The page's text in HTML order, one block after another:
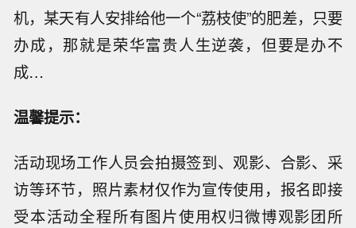
机，某天有人安排给他一个“荔枝使”的肥差，只要
办成，那就是荣华富贵人生逆袭，但要是办不
成…
温馨提示：
活动现场工作人员会拍摄签到、观影、合影、采
访等环节，照片素材仅作为宣传使用，报名即接
受本活动全程所有图片使用权归微博观影团所